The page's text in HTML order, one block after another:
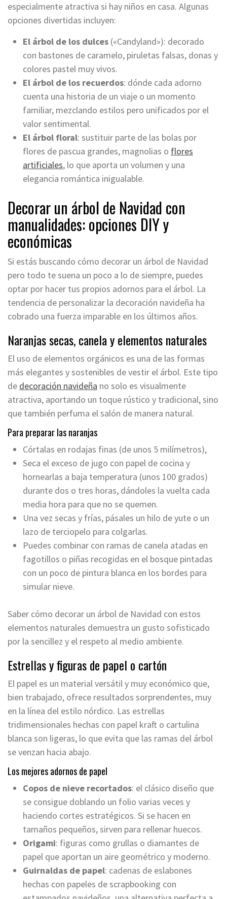
especialmente atractiva si hay niños en casa. Algunas
opciones divertidas incluyen:
El árbol de los dulces («Candyland»): decorado
con bastones de caramelo, piruletas falsas, donas y
colores pastel muy vivos.
El árbol de los recuerdos: dónde cada adorno
cuenta una historia de un viaje o un momento
familiar, mezclando estilos pero unificados por el
valor sentimental.
El árbol floral: sustituir parte de las bolas por
flores de pascua grandes, magnolias o flores
artificiales, lo que aporta un volumen y una
elegancia romántica inigualable.
Decorar un árbol de Navidad con
manualidades: opciones DIY y
económicas
Si estás buscando cómo decorar un árbol de Navidad
pero todo te suena un poco a lo de siempre, puedes
optar por hacer tus propios adornos para el árbol. La
tendencia de personalizar la decoración navideña ha
cobrado una fuerza imparable en los últimos años.
Naranjas secas, canela y elementos naturales
El uso de elementos orgánicos es una de las formas
más elegantes y sostenibles de vestir el árbol. Este tipo
de decoración navideña no solo es visualmente
atractiva, aportando un toque rústico y tradicional, sino
que también perfuma el salón de manera natural.
Para preparar las naranjas
Córtalas en rodajas finas (de unos 5 milímetros),
Seca el exceso de jugo con papel de cocina y
hornearlas a baja temperatura (unos 100 grados)
durante dos o tres horas, dándoles la vuelta cada
media hora para que no se quemen.
Una vez secas y frías, pásales un hilo de yute o un
lazo de terciopelo para colgarlas.
Puedes combinar con ramas de canela atadas en
fagotillos o piñas recogidas en el bosque pintadas
con un poco de pintura blanca en los bordes para
simular nieve.
Saber cómo decorar un árbol de Navidad con estos
elementos naturales demuestra un gusto sofisticado
por la sencillez y el respeto al medio ambiente.
Estrellas y figuras de papel o cartón
El papel es un material versátil y muy económico que,
bien trabajado, ofrece resultados sorprendentes, muy
en la línea del estilo nórdico. Las estrellas
tridimensionales hechas con papel kraft o cartulina
blanca son ligeras, lo que evita que las ramas del árbol
se venzan hacia abajo.
Los mejores adornos de papel
Copos de nieve recortados: el clásico diseño que
se consigue doblando un folio varias veces y
haciendo cortes estratégicos. Si se hacen en
tamaños pequeños, sirven para rellenar huecos.
Origami: figuras como grullas o diamantes de
papel que aportan un aire geométrico y moderno.
Guirnaldas de papel: cadenas de eslabones
hechas con papeles de scrapbooking con